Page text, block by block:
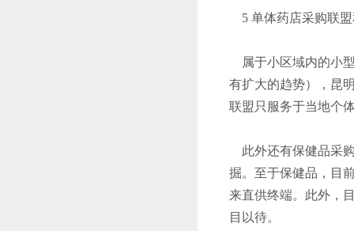
5 单体药店采购联
属于小区域内的小
有扩大的趋势），昆
联盟只服务于当地个
此外还有保健品采
掘。至于保健品，目
来直供终端。此外，
目以待。